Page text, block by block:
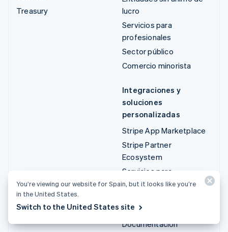
Treasury
lucro
Servicios para
profesionales
Sector público
Comercio minorista
Integraciones y
soluciones
personalizadas
Stripe App Marketplace
Stripe Partner
Ecosystem
Servicios para
profesionales
Desarrolladores
Documentación
You’re viewing our website for Spain, but it looks like you’re
in the United States.
Switch to the United States site